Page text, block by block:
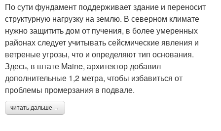
По сути фундамент поддерживает здание и переносит
структурную нагрузку на землю. В северном климате
нужно защитить дом от пучения, в более умеренных
районах следует учитывать сейсмические явления и
ветреные угрозы, что и определяют тип основания.
Здесь, в штате Maine, архитектор добавил
дополнительные 1,2 метра, чтобы избавиться от
проблемы промерзания в подвале.
читать дальше →